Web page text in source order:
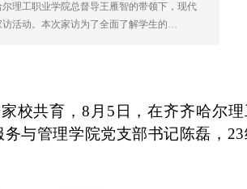
理工职业学院总督导王雁智的带领下，现代
活动。本次家访为了全面了解学生的…
校共育， 8 月 5 日，在齐齐哈尔
与管理学院党支部书记陈磊， 23